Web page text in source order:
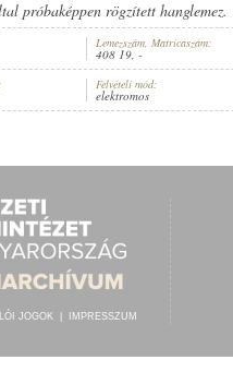
FÉRFI
próbaképpen rögzített hanglemez.
Lemezszám, Matricaszám:
408 19, -
Felvételi mód:
elektromos
JOGOK IMPRESSZUM